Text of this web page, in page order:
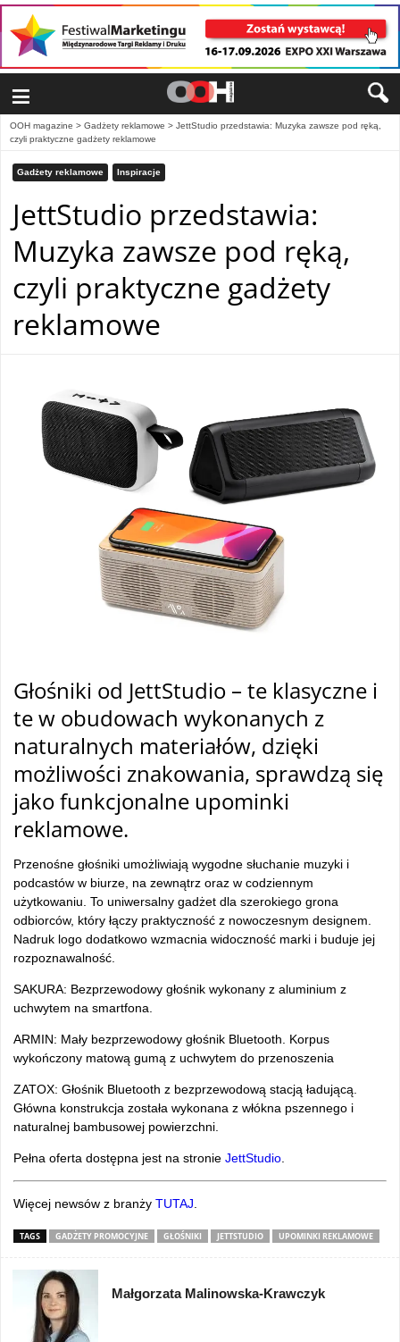
≡
OOH magazine > Gadżety reklamowe > JettStudio przedstawia: Muzyka zawsze pod ręką,
czyli praktyczne gadżety reklamowe
Gadżety reklamowe Inspiracje
JettStudio przedstawia:
Muzyka zawsze pod ręką,
czyli praktyczne gadżety
reklamowe
Głośniki od JettStudio – te klasyczne i
te w obudowach wykonanych z
naturalnych materiałów, dzięki
możliwości znakowania, sprawdzą się
jako funkcjonalne upominki
reklamowe.
Przenośne głośniki umożliwiają wygodne słuchanie muzyki i
podcastów w biurze, na zewnątrz oraz w codziennym
użytkowaniu. To uniwersalny gadżet dla szerokiego grona
odbiorców, który łączy praktyczność z nowoczesnym designem.
Nadruk logo dodatkowo wzmacnia widoczność marki i buduje jej
rozpoznawalność.
SAKURA: Bezprzewodowy głośnik wykonany z aluminium z
uchwytem na smartfona.
ARMIN: Mały bezprzewodowy głośnik Bluetooth. Korpus
wykończony matową gumą z uchwytem do przenoszenia
ZATOX: Głośnik Bluetooth z bezprzewodową stacją ładującą.
Główna konstrukcja została wykonana z włókna pszennego i
naturalnej bambusowej powierzchni.
Pełna oferta dostępna jest na stronie JettStudio
Więcej newsów z branży TUTAJ
TAGS GADŻETY PROMOCYJNE GŁOŚNIKI JETTSTUDIO UPOMINKI REKLAMOWE
Małgorzata Malinowska-Krawczyk